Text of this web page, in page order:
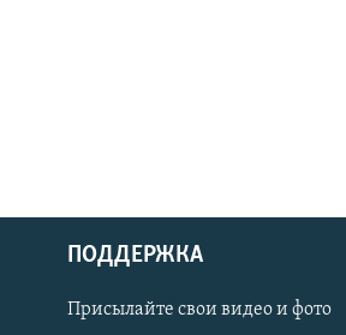
Українською
ПОДДЕРЖКА
Присылайте свои видео и фото